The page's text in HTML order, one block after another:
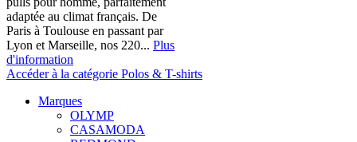
adaptée au climat français. De
Paris à Toulouse en passant par
Lyon et Marseille, nos 220... Plus
d'information
Accéder à la catégorie Polos & T-shirts
Marques
OLYMP
CASAMODA